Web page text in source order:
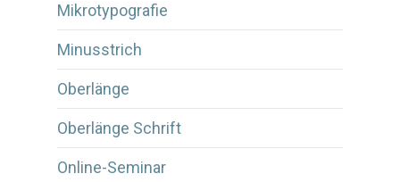
Mikrotypografie
Minusstrich
Oberlänge
Oberlänge Schrift
Online-Seminar